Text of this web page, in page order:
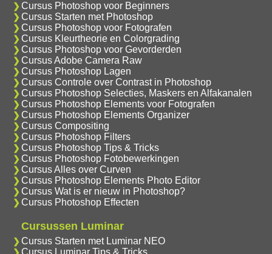
Cursus Photoshop voor Beginners
Cursus Starten met Photoshop
Cursus Photoshop voor Fotografen
Cursus Kleurtheorie en Colorgrading
Cursus Photoshop voor Gevorderden
Cursus Adobe Camera Raw
Cursus Photoshop Lagen
Cursus Controle over Contrast in Photoshop
Cursus Photoshop Selecties, Maskers en Alfakanalen
Cursus Photoshop Elements voor Fotografen
Cursus Photoshop Elements Organizer
Cursus Compositing
Cursus Photoshop Filters
Cursus Photoshop Tips & Tricks
Cursus Photoshop Fotobewerkingen
Cursus Alles over Curven
Cursus Photoshop Elements Photo Editor
Cursus Wat is er nieuw in Photoshop?
Cursus Photoshop Effecten
Cursussen Luminar
Cursus Starten met Luminar NEO